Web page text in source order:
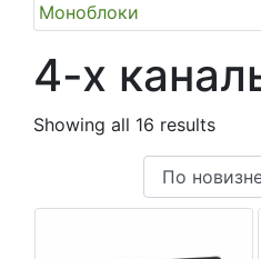
Моноблоки
4-х
Showing all 16 results